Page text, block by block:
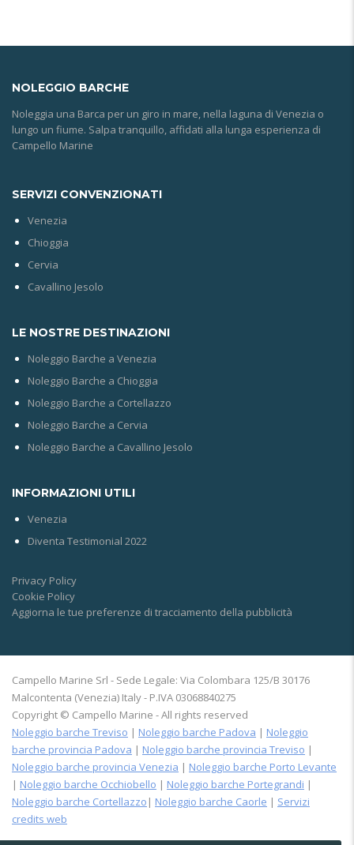
NOLEGGIO BARCHE
Noleggia una Barca per un giro in mare, nella laguna di Venezia o
lungo un fiume. Salpa tranquillo, affidati alla lunga esperienza di
Campello Marine
SERVIZI CONVENZIONATI
Venezia
Chioggia
Cervia
Cavallino Jesolo
LE NOSTRE DESTINAZIONI
Noleggio Barche a Venezia
Noleggio Barche a Chioggia
Noleggio Barche a Cortellazzo
Noleggio Barche a Cervia
Noleggio Barche a Cavallino Jesolo
INFORMAZIONI UTILI
Venezia
Diventa Testimonial 2022
Privacy Policy
Cookie Policy
Aggiorna le tue preferenze di tracciamento della pubblicità
Campello Marine Srl - Sede Legale: Via Colombara 125/B 30176
Malcontenta (Venezia) Italy - P.IVA 03068840275
Copyright © Campello Marine - All rights reserved
Noleggio barche Treviso | Noleggio barche Padova | Noleggio
barche provincia Padova | Noleggio barche provincia Treviso |
Noleggio barche provincia Venezia | Noleggio barche Porto Levante
| Noleggio barche Occhiobello | Noleggio barche Portegrandi |
Noleggio barche Cortellazzo | Noleggio barche Caorle | Servizi
credits web